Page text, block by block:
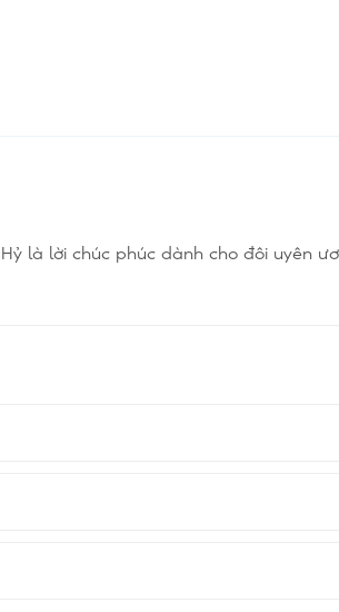
là lời chúc phúc dành cho đôi uyên